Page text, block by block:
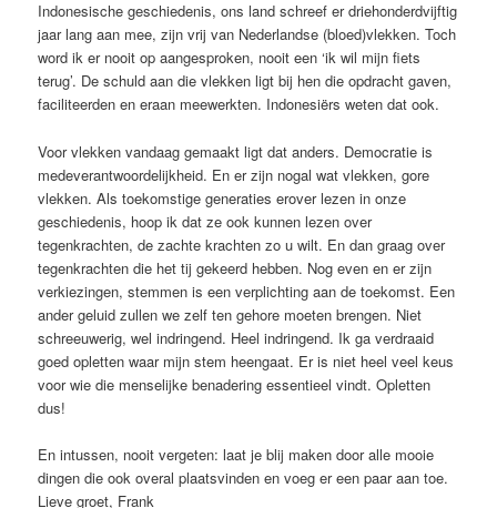
Indonesische geschiedenis, ons land schreef er driehonderdvijftig
jaar lang aan mee, zijn vrij van Nederlandse (bloed)vlekken. Toch
word ik er nooit op aangesproken, nooit een ‘ik wil mijn fiets
terug’. De schuld aan die vlekken ligt bij hen die opdracht gaven,
faciliteerden en eraan meewerkten. Indonesiërs weten dat ook.
Voor vlekken vandaag gemaakt ligt dat anders. Democratie is
medeverantwoordelijkheid. En er zijn nogal wat vlekken, gore
vlekken. Als toekomstige generaties erover lezen in onze
geschiedenis, hoop ik dat ze ook kunnen lezen over
tegenkrachten, de zachte krachten zo u wilt. En dan graag over
tegenkrachten die het tij gekeerd hebben. Nog even en er zijn
verkiezingen, stemmen is een verplichting aan de toekomst. Een
ander geluid zullen we zelf ten gehore moeten brengen. Niet
schreeuwerig, wel indringend. Heel indringend. Ik ga verdraaid
goed opletten waar mijn stem heengaat. Er is niet heel veel keus
voor wie die menselijke benadering essentieel vindt. Opletten
dus!
En intussen, nooit vergeten: laat je blij maken door alle mooie
dingen die ook overal plaatsvinden en voeg er een paar aan toe.
Lieve groet, Frank